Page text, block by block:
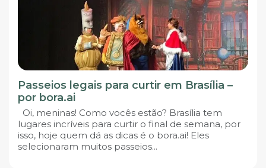
Passeios legais para curtir em Brasília –
por bora.ai
Oi, meninas! Como vocês estão? Brasília tem
lugares incríveis para curtir o final de semana, por
isso, hoje quem dá as dicas é o bora.ai! Eles
selecionaram muitos passeios...